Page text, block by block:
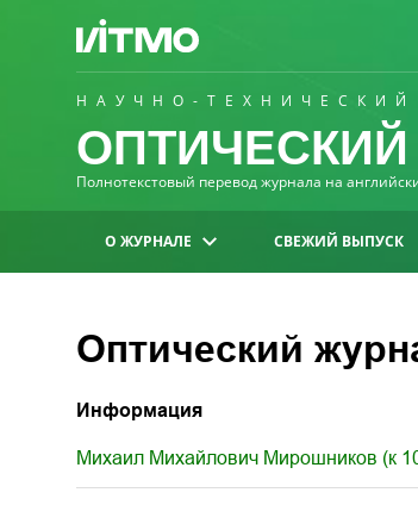
НАУЧНО-ТЕХНИЧЕСКИЙ
Полнотекстовый перевод журнала на
О ЖУРНАЛЕ СВЕЖИЙ ВЫПУСК
Оптический
Информация
Михаил Михайлович Мирошников (к